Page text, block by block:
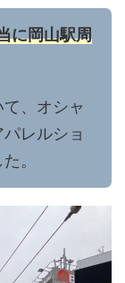
に岡山駅周
、オシャ
レルショ
。